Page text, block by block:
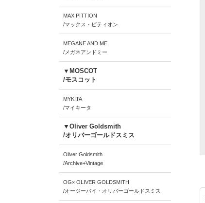
MAX PITTION
/マックス・ピティオン
MEGANE AND ME
/メガネアンドミー
▼MOSCOT
/モスコット
MYKITA
/マイキータ
▼Oliver Goldsmith
/オリバーゴールドスミス
Oliver Goldsmith
/Archive+Vintage
OG× OLIVER GOLDSMITH
/オージーバイ・オリバーゴールドスミス